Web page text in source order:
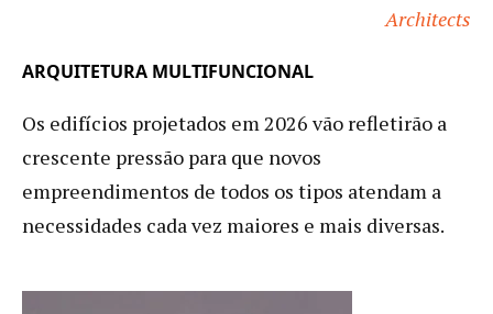
Architects
ARQUITETURA MULTIFUNCIONAL
Os edifícios projetados em 2026 vão refletirão a
crescente pressão para que novos
empreendimentos de todos os tipos atendam a
necessidades cada vez maiores e mais diversas.